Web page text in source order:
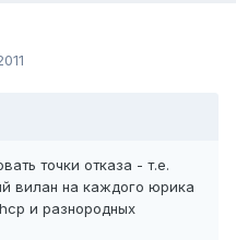
точки отказа - т.е.
вилан на каждого юрика
и разнородных